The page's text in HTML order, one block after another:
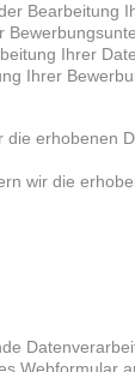
Bearbeitung
Ihrer
Ihrer
wir die